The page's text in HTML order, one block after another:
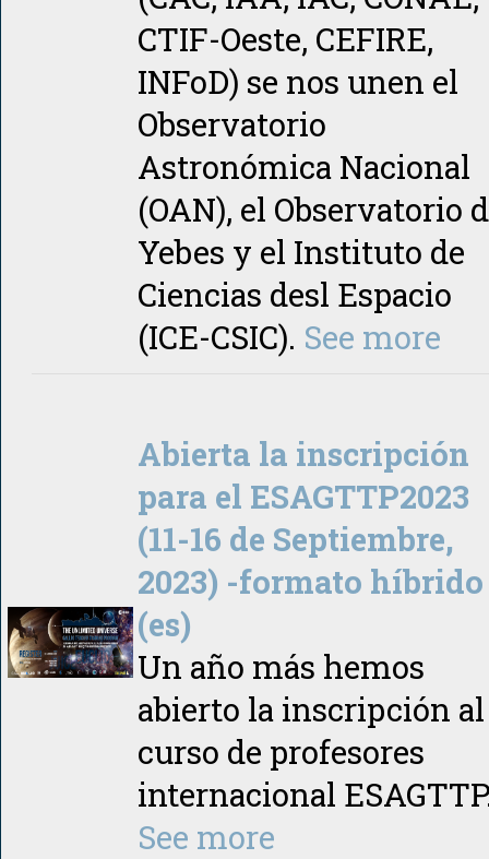
CTIF-Oeste, CEFIRE,
INFoD) se nos unen el
Observatorio
Astronómica Nacional
(OAN), el Observatorio
Yebes y el Instituto de
Ciencias desl Espacio
(ICE-CSIC). See more
Abierta la inscripción
para el ESAGTTP2023
(11-16 de Septiembre,
2023) -formato híbrido
(es)
Un año más hemos
abierto la inscripción al
curso de profesores
internacional
See more